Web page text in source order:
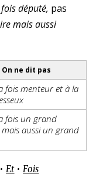
député, pas
mais aussi
On ne dit pas
fois menteur et à la
fois un grand
aussi un grand
•Et•Fois